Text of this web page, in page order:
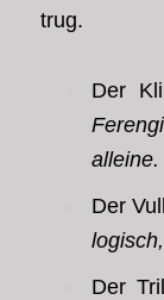
trug.
Der
alleine.
Der
Der